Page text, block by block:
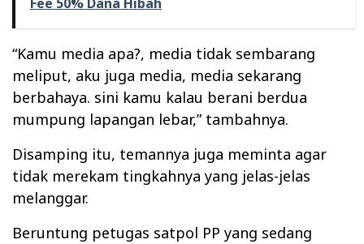
“Kamu media apa?, media tidak sembarang
meliput, aku juga media, media sekarang
berbahaya. sini kamu kalau berani berdua
mumpung lapangan lebar,” tambahnya.
Disamping itu, temannya juga meminta agar
tidak merekam tingkahnya yang jelas-jelas
melanggar.
Beruntung petugas satpol PP yang sedang